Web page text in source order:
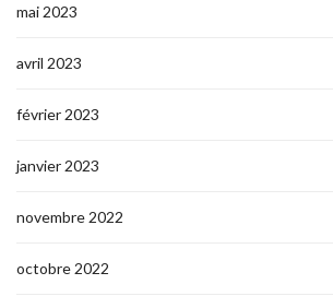
mai 2023
avril 2023
février 2023
janvier 2023
novembre 2022
octobre 2022